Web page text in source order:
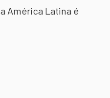
América Latina é